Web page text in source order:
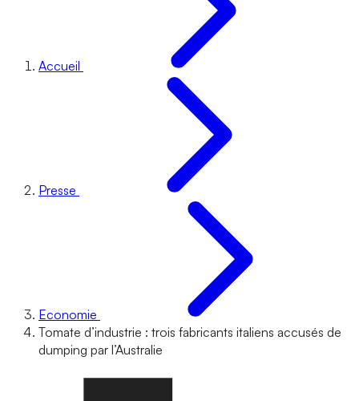
Accueil
Presse
Economie
Tomate d’industrie : trois fabricants italiens accusés de
dumping par l’Australie